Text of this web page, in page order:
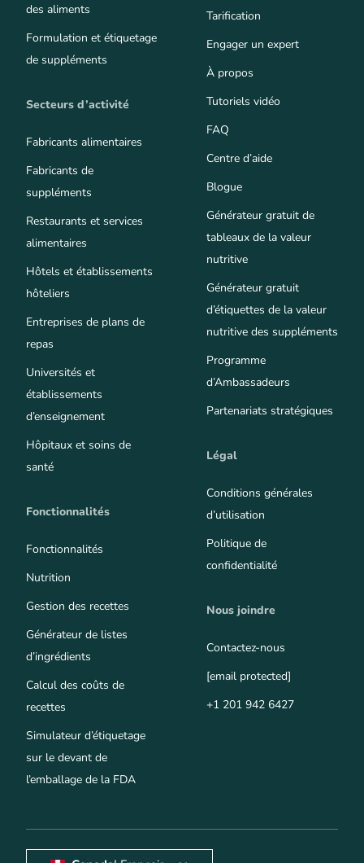
des aliments
Formulation et étiquetage
de suppléments
Secteurs d’activité
Fabricants alimentaires
Fabricants de
suppléments
Restaurants et services
alimentaires
Hôtels et établissements
hôteliers
Entreprises de plans de
repas
Universités et
établissements
d’enseignement
Hôpitaux et soins de
santé
Fonctionnalités
Fonctionnalités
Nutrition
Gestion des recettes
Générateur de listes
d’ingrédients
Calcul des coûts de
recettes
Simulateur d’étiquetage
sur le devant de
l’emballage de la FDA
Tarification
Engager un expert
À propos
Tutoriels vidéo
FAQ
Centre d’aide
Blogue
Générateur gratuit de
tableaux de la valeur
nutritive
Générateur gratuit
d’étiquettes de la valeur
nutritive des suppléments
Programme
d’Ambassadeurs
Partenariats stratégiques
Légal
Conditions générales
d’utilisation
Politique de
confidentialité
Nous joindre
Contactez-nous
[email protected]
+1 201 942 6427